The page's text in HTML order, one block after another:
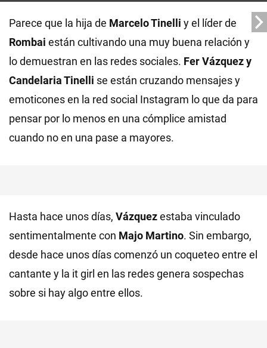
Parece que la hija de Marcelo Tinelli y el líder de
Rombai están cultivando una muy buena relación y
lo demuestran en las redes sociales. Fer Vázquez y
Candelaria Tinelli se están cruzando mensajes y
emoticones en la red social Instagram lo que da para
pensar por lo menos en una cómplice amistad
cuando no en una pase a mayores.
Hasta hace unos días, Vázquezestaba vinculado
sentimentalmente con Majo Martino. Sin embargo,
desde hace unos días comenzó un coqueteo entre el
cantante y la it girl en las redes genera sospechas
sobre si hay algo entre ellos.